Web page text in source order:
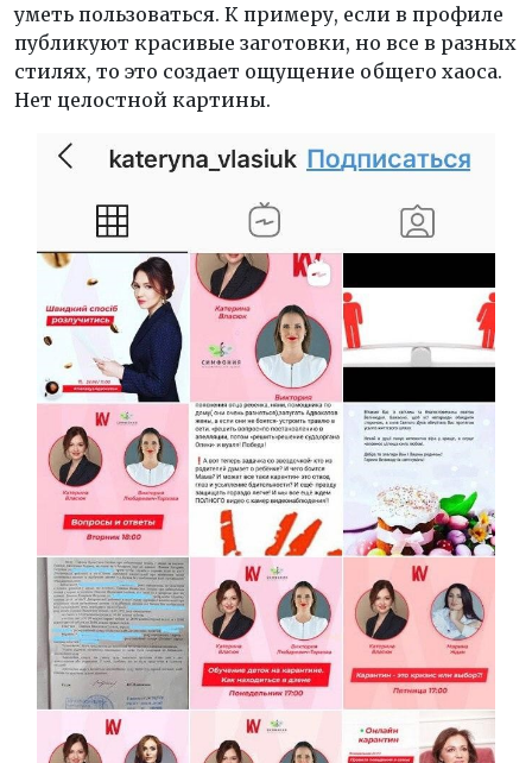
уметь пользоваться. К примеру, если в профиле
публикуют красивые заготовки, но все в разных
стилях, то это создает ощущение общего хаоса.
Нет целостной картины.